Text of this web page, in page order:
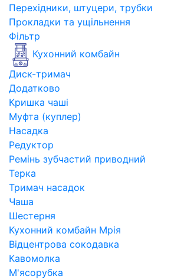
Перехідники, штуцери, трубки
Прокладки та ущільнення
Фільтр
Кухонний комбайн
Диск-тримач
Додатково
Кришка чаші
Муфта (куплер)
Насадка
Редуктор
Ремінь зубчастий приводний
Терка
Тримач насадок
Чаша
Шестерня
Кухонний комбайн Мрія
Відцентрова сокодавка
Кавомолка
М'ясорубка